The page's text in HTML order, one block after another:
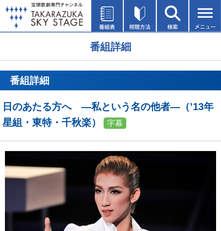
番組詳細
番組詳細
日のあたる方へ ―私という名の他者―（’13年
星組・東特・千秋楽）
字幕